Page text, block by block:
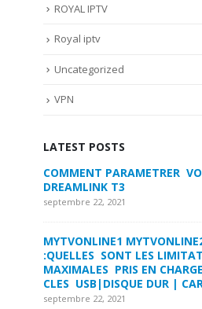
ROYAL IPTV
Royal iptv
Uncategorized
VPN
LATEST POSTS
MYTVONLINE2
VERROUILLAGE DES FAVORIS
LA FORMULER Z8 ET Z ALPHA
COMMENT SUPPRIMER
L’HISTORIQUE DES LISTES DE
SURVEILLANCE VOD?
septembre 22, 2021